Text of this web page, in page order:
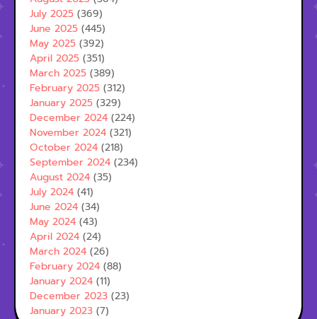
July 2025 (369)
June 2025 (445)
May 2025 (392)
April 2025 (351)
March 2025 (389)
February 2025 (312)
January 2025 (329)
December 2024 (224)
November 2024 (321)
October 2024 (218)
September 2024 (234)
August 2024 (35)
July 2024 (41)
June 2024 (34)
May 2024 (43)
April 2024 (24)
March 2024 (26)
February 2024 (88)
January 2024 (11)
December 2023 (23)
January 2023 (7)